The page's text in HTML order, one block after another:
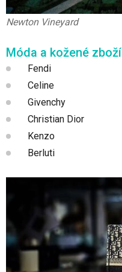
Newton Vineyard
Móda a kožené zboží
Fendi
Celine
Givenchy
Christian Dior
Kenzo
Berluti